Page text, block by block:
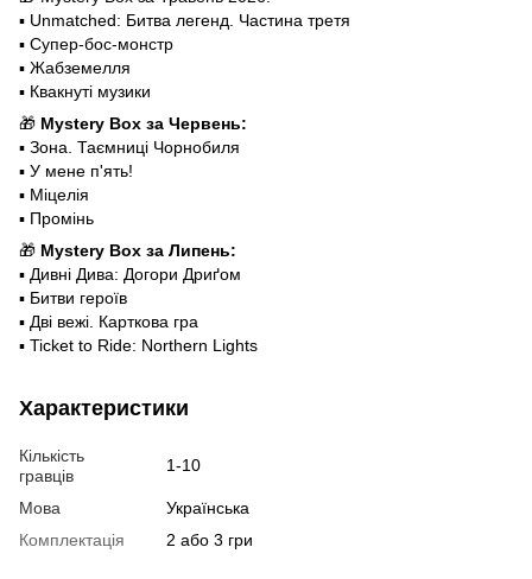
▪️ Unmatched: Битва легенд. Частина третя
▪️ Супер-бос-монстр
▪️ Жабземелля
▪️ Квакнуті музики
🎁 Mystery Box за Червень:
▪️ Зона. Таємниці Чорнобиля
▪️ У мене п'ять!
▪️ Міцелія
▪️ Промінь
🎁 Mystery Box за Липень:
▪️ Дивні Дива: Догори Дриґом
▪️ Битви героїв
▪️ Дві вежі. Карткова гра
▪️ Ticket to Ride: Northern Lights
Характеристики
Кількість
гравців
1-10
Мова
Українська
Комплектація
2 або 3 гри